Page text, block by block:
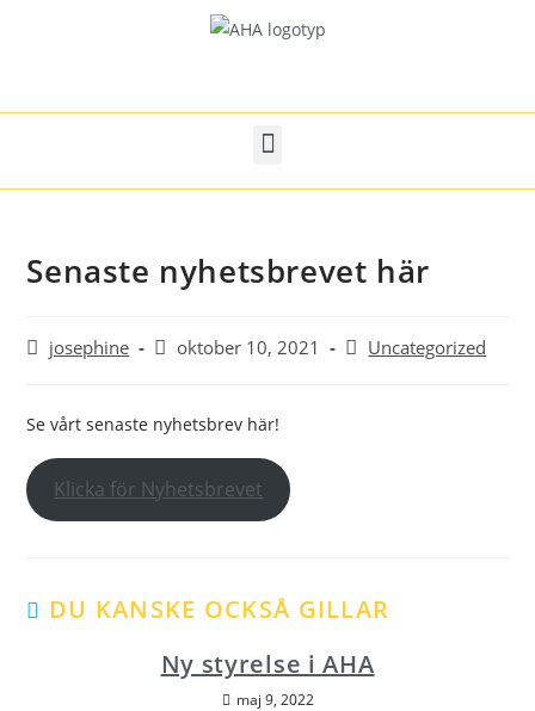
Senaste nyhetsbrevet här
josephine oktober 10, 2021 Uncategorized
Se vårt senaste nyhetsbrev här!
Klicka för Nyhetsbrevet
DU KANSKE OCKSÅ GILLAR
Ny styrelse i AHA
maj 9, 2022